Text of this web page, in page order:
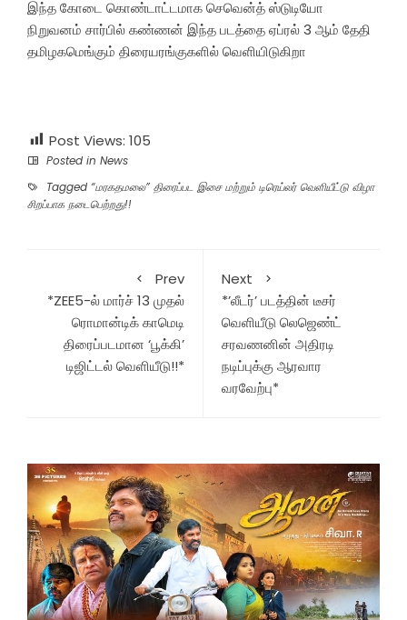
இந்த கோடை கொண்டாட்டமாக செவென்த் ஸ்டுடியோ
நிறுவனம் சார்பில் கண்ணன் இந்த படத்தை ஏப்ரல் 3 ஆம் தேதி
தமிழகமெங்கும் திரையரங்குகளில் வெளியிடுகிறா
Post Views: 105
Posted in News
Tagged “மரகதமலை” திரைப்பட இசை மற்றும் டிரெய்லர் வெளியீட்டு விழா
சிறப்பாக நடைபெற்றது!!
Prev
*ZEE5-ல் மார்ச் 13 முதல்
ரொமான்டிக் காமெடி
திரைப்படமான ‘பூக்கி’
டிஜிட்டல் வெளியீடு!!*
Next
*’லீடர்’ படத்தின் டீசர்
வெளியீடு லெஜெண்ட்
சரவணனின் அதிரடி
நடிப்புக்கு ஆரவார
வரவேற்பு*